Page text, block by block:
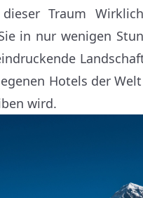
Traum
in nur wenigen
Hotels der
wird.